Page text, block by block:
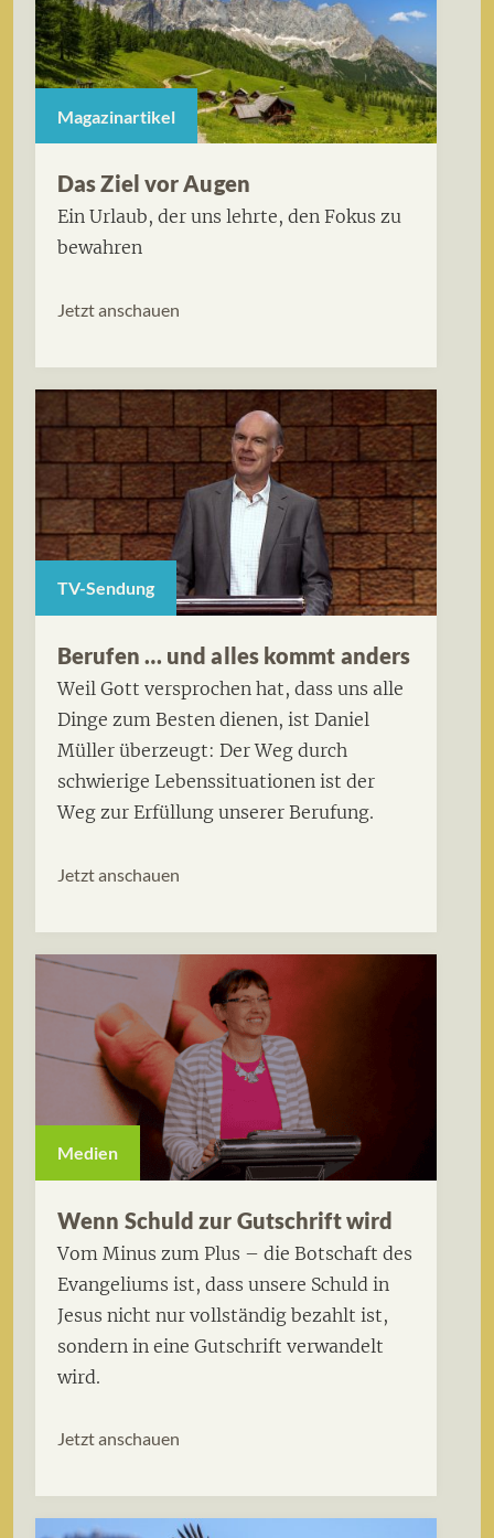
Magazinartikel
Das Ziel vor Augen
Ein Urlaub, der uns lehrte, den Fokus zu
bewahren
Jetzt anschauen
TV-Sendung
Berufen … und alles kommt anders
Weil Gott versprochen hat, dass uns alle
Dinge zum Besten dienen, ist Daniel
Müller überzeugt: Der Weg durch
schwierige Lebenssituationen ist der
Weg zur Erfüllung unserer Berufung.
Jetzt anschauen
Medien
Wenn Schuld zur Gutschrift wird
Vom Minus zum Plus – die Botschaft des
Evangeliums ist, dass unsere Schuld in
Jesus nicht nur vollständig bezahlt ist,
sondern in eine Gutschrift verwandelt
wird.
Jetzt anschauen